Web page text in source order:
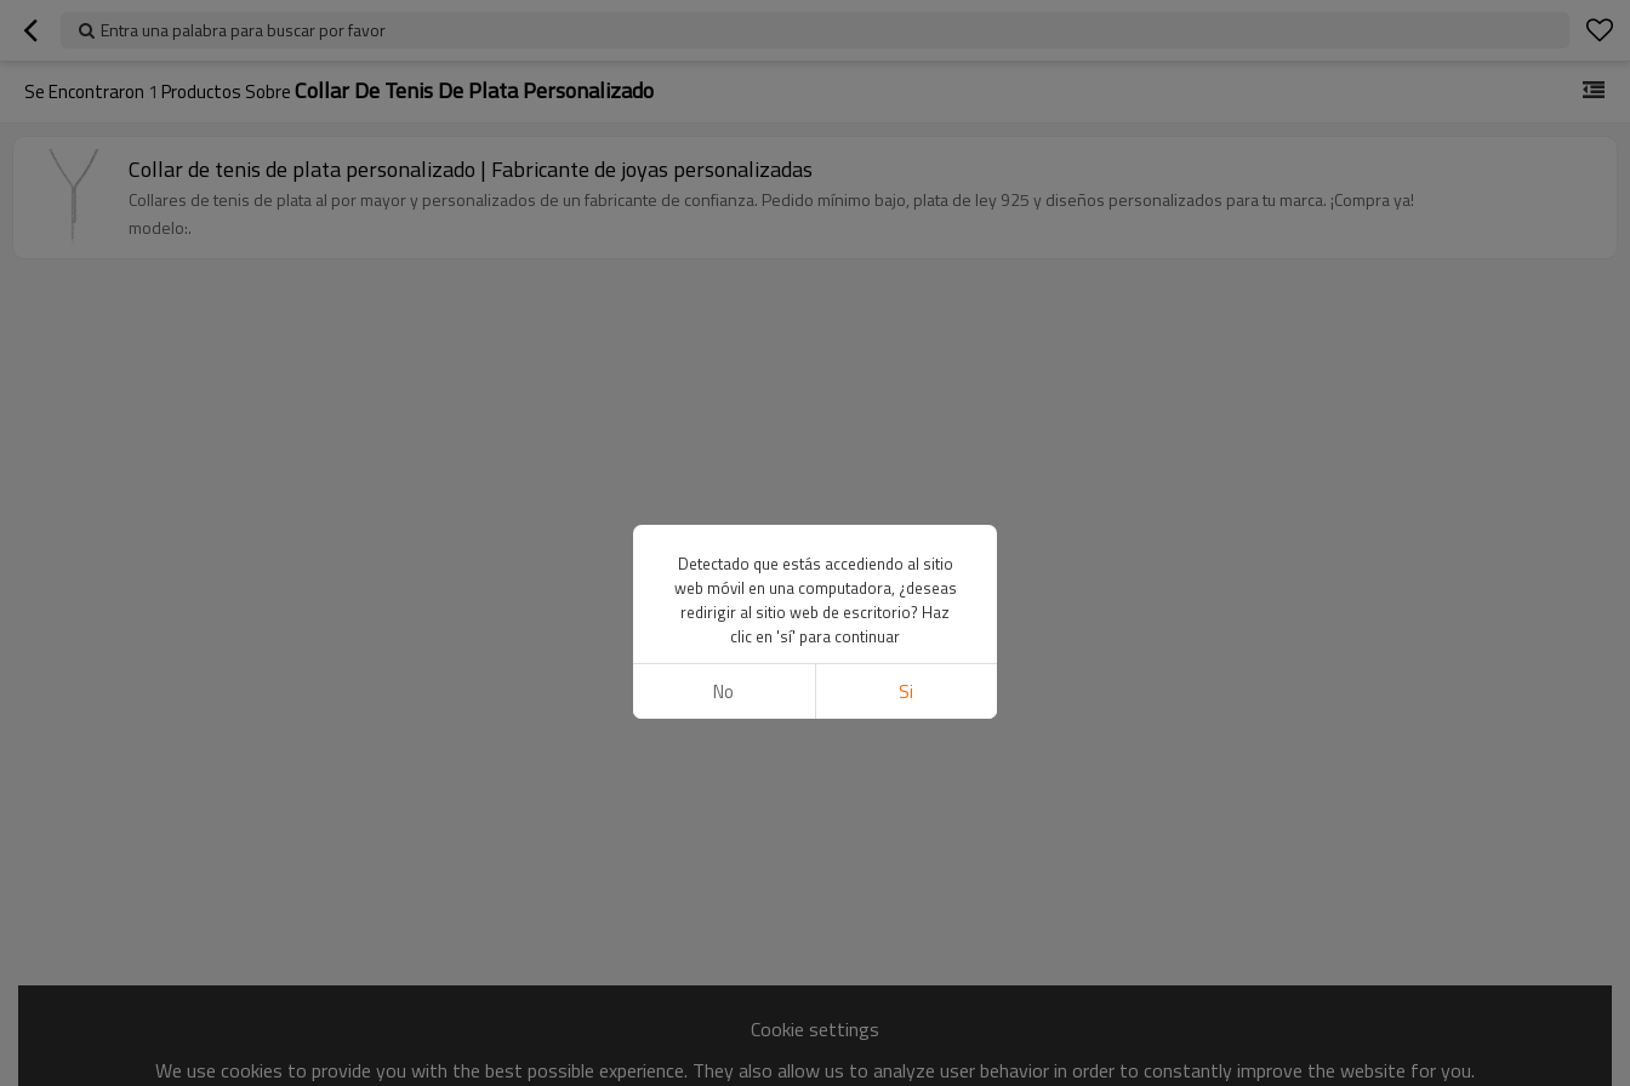
Entra una palabra para buscar por favor
Se Encontraron 1 Productos SobreCollar De Tenis De Plata Personalizado
Collar de tenis de plata personalizado | Fabricante de joyas personalizadas
Collares de tenis de plata al por mayor y personalizados de un fabricante de confianza. Pedido mínimo bajo, plata de ley 925 y diseños personalizados para tu marca. ¡Compra ya!
modelo:.
Cookie settings
We use cookies to provide you with the best possible experience. They also allow us to analyze user behavior in order to constantly improve the website for you.
Detectado que estás accediendo al sitio
web móvil en una computadora, ¿deseas
redirigir al sitio web de escritorio? Haz
clic en 'sí' para continuar
No Si